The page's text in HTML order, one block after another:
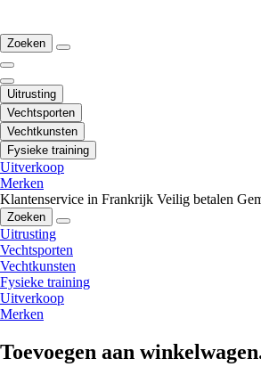
Zoeken
Uitrusting
Vechtsporten
Vechtkunsten
Fysieke training
Uitverkoop
Merken
Klantenservice in Frankrijk Veilig betalen
Zoeken
Uitrusting
Vechtsporten
Vechtkunsten
Fysieke training
Uitverkoop
Merken
Toevoegen aan